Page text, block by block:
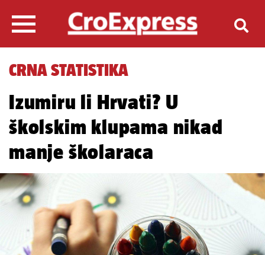
CRNA STATISTIKA
Izumiru li Hrvati? U
školskim klupama nikad
manje školaraca